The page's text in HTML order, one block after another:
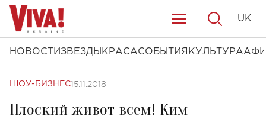
НОВОСТИ ЗВЕЗДЫ КРАСАСОБЫТИЯ КУЛЬТУРА
UK
ШОУ-БИЗНЕС15.11.2018
Плоский живот всем! Ким